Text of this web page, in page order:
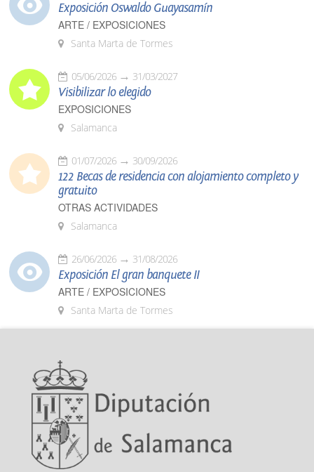
Exposición Oswaldo Guayasamín
ARTE / EXPOSICIONES
Santa Marta de Tormes
05/06/2026 31/03/2027
Visibilizar lo elegido
EXPOSICIONES
Salamanca
01/07/2026 30/09/2026
122 Becas de residencia con alojamiento completo y
gratuito
OTRAS ACTIVIDADES
Salamanca
26/06/2026 31/08/2026
Exposición El gran banquete II
ARTE / EXPOSICIONES
Santa Marta de Tormes